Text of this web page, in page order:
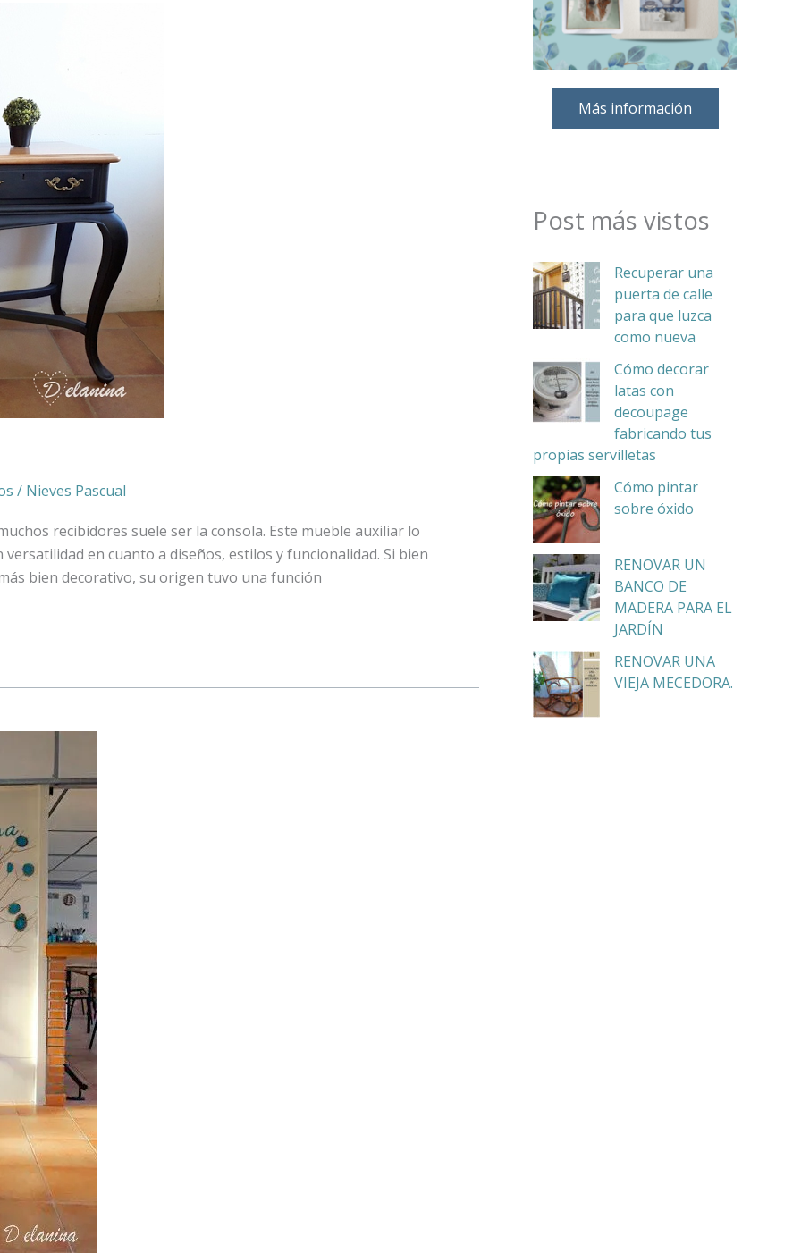
/ Nieves Pascual
recibidores suele ser la consola. Este mueble auxiliar lo
en cuanto a diseños, estilos y funcionalidad. Si bien
bien decorativo, su origen tuvo una función
Más información
Post más vistos
Recuperar una
puerta de calle
para que luzca
como nueva
Cómo decorar
latas con
decoupage
fabricando tus
propias servilletas
Cómo pintar
sobre óxido
RENOVAR UN
BANCO DE
MADERA PARA EL
JARDÍN
RENOVAR UNA
VIEJA MECEDORA.